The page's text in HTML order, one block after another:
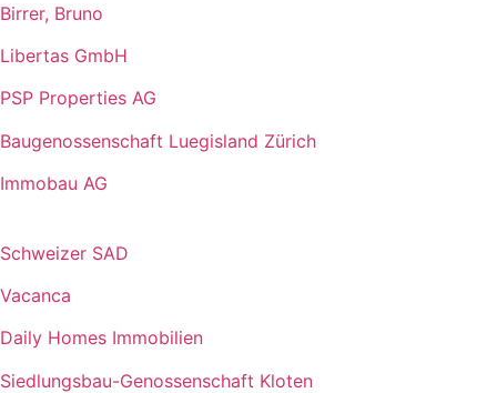
Birrer, Bruno
Libertas GmbH
PSP Properties AG
Baugenossenschaft Luegisland Zürich
Immobau AG
Schweizer SAD
Vacanca
Daily Homes Immobilien
Siedlungsbau-Genossenschaft Kloten